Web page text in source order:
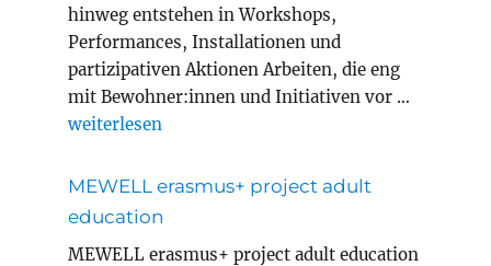
hinweg entstehen in Workshops,
Performances, Installationen und
partizipativen Aktionen Arbeiten, die eng
mit Bewohner:innen und Initiativen vor …
„Magic Carpets Year 8 in Innsbruck“
weiterlesen
MEWELL erasmus+ project adult
education
MEWELL erasmus+ project adult education